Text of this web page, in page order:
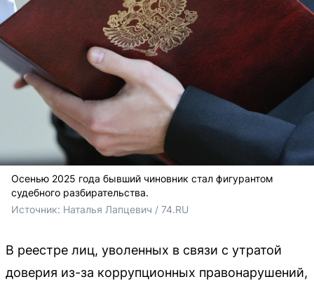
Осенью 2025 года бывший чиновник стал фигурантом
судебного разбирательства.
Источник: Наталья Лапцевич / 74.RU
В реестре лиц, уволенных в связи с утратой
доверия из-за коррупционных правонарушений,